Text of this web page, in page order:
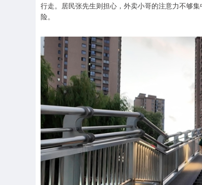
行走。居民张先生则担心，外卖小哥的注意力不够
险。